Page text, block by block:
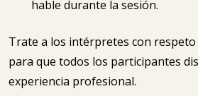
hable durante la sesión.
Trate a los intérpretes con respeto
para que todos los participantes
experiencia profesional.